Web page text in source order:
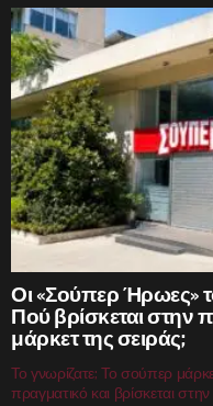
Οι «Σούπερ Ήρωες»
Πού βρίσκεται στην
μάρκετ της σειράς;
Το γνωρίζατε; Το σούπερ
πραγματικό και βρίσκεται